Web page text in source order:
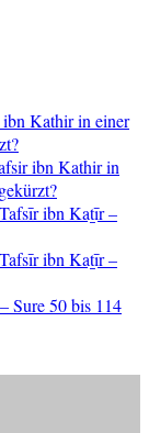
ibn Kathir in einer
ibn Kathir in
ibn Kaṯīr –
ibn Kaṯīr –
Sure 50 bis 114